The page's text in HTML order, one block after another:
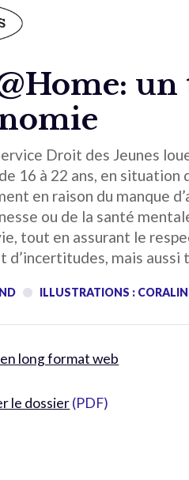
Droit des Jeunes
16 à 22 ans, en
en raison du manque
ou de la santé
tout en assurant le
d’incertitudes, mais
ILLUSTRATIONS :
long format web
le dossier(PDF)